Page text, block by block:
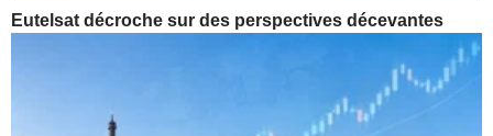
Eutelsat décroche sur des perspectives décevantes